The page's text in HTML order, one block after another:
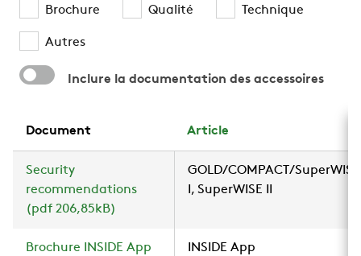
Brochure Qualité Technique
Autres
Inclure la documentation des accessoires
Document Article
Security
recommendations
(pdf 206,85kB)
GOLD/COMPACT/SuperWISE
I, SuperWISE II
Brochure INSIDE App
INSIDE App